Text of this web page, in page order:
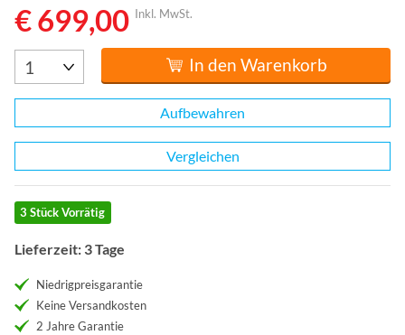
€ 699,00 Inkl. MwSt.
In den Warenkorb
Aufbewahren
Vergleichen
3 Stück Vorrätig
Lieferzeit: 3 Tage
Niedrigpreisgarantie
Keine Versandkosten
2 Jahre Garantie